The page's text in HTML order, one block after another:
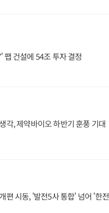
팹 건설에 54조 투자 결정
각, 제약바이오 하반기 훈풍 기대
편 시동, '발전5사 통합' 넘어 '한전